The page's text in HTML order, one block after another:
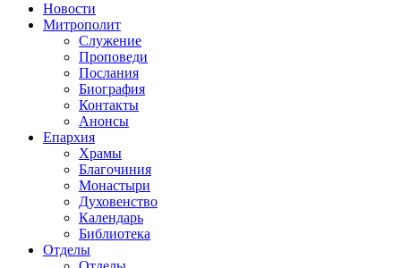
Новости
Митрополит
Служение
Проповеди
Послания
Биография
Контакты
Анонсы
Епархия
Храмы
Благочиния
Монастыри
Духовенство
Календарь
Библиотека
Отделы